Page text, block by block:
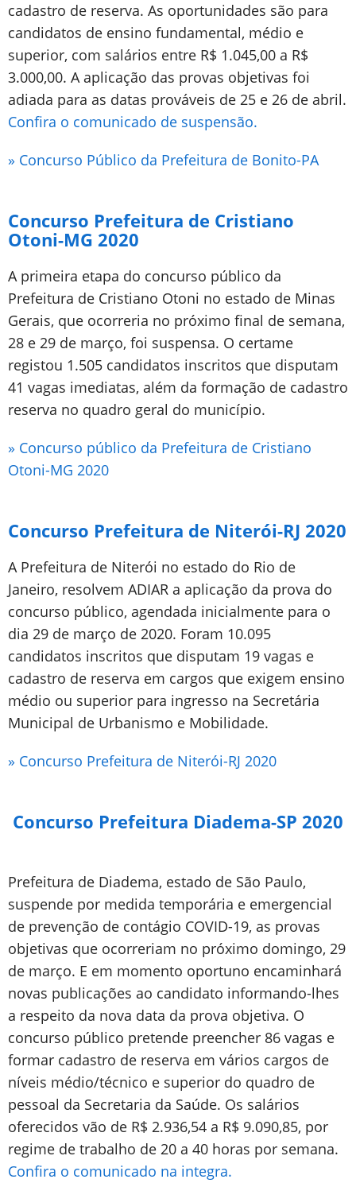
cadastro de reserva. As oportunidades são para
candidatos de ensino fundamental, médio e
superior, com salários entre R$ 1.045,00 a R$
3.000,00. A aplicação das provas objetivas foi
adiada para as datas prováveis de 25 e 26 de abril.
Confira o comunicado de suspensão.
» Concurso Público da Prefeitura de Bonito-PA
Concurso Prefeitura de Cristiano
Otoni-MG 2020
A primeira etapa do concurso público da
Prefeitura de Cristiano Otoni no estado de Minas
Gerais, que ocorreria no próximo final de semana,
28 e 29 de março, foi suspensa. O certame
registou 1.505 candidatos inscritos que disputam
41 vagas imediatas, além da formação de cadastro
reserva no quadro geral do município.
» Concurso público da Prefeitura de Cristiano
Otoni-MG 2020
Concurso Prefeitura de Niterói-RJ 2020
A Prefeitura de Niterói no estado do Rio de
Janeiro, resolvem ADIAR a aplicação da prova do
concurso público, agendada inicialmente para o
dia 29 de março de 2020. Foram 10.095
candidatos inscritos que disputam 19 vagas e
cadastro de reserva em cargos que exigem ensino
médio ou superior para ingresso na Secretária
Municipal de Urbanismo e Mobilidade.
» Concurso Prefeitura de Niterói-RJ 2020
Concurso Prefeitura Diadema-SP 2020
Prefeitura de Diadema, estado de São Paulo,
suspende por medida temporária e emergencial
de prevenção de contágio COVID-19, as provas
objetivas que ocorreriam no próximo domingo, 29
de março. E em momento oportuno encaminhará
novas publicações ao candidato informando-lhes
a respeito da nova data da prova objetiva. O
concurso público pretende preencher 86 vagas e
formar cadastro de reserva em vários cargos de
níveis médio/técnico e superior do quadro de
pessoal da Secretaria da Saúde. Os salários
oferecidos vão de R$ 2.936,54 a R$ 9.090,85, por
regime de trabalho de 20 a 40 horas por semana.
Confira o comunicado na integra.